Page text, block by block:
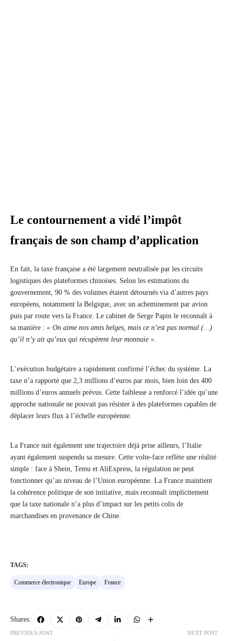
Le contournement a vidé l’impôt
français de son champ d’application
En fait, la taxe française a été largement neutralisée par les circuits
logistiques des plateformes chinoises. Selon les estimations du
gouvernement, 90 % des volumes étaient détournés via d’autres pays
européens, notamment la Belgique, avec un acheminement par avion
puis par route vers la France. Le cabinet de Serge Papin le reconnaît à
sa manière : « On aime nos amis belges, mais ce n’est pas normal (…)
qu’il n’y ait qu’eux qui récupèrent leur monnaie »
L’exécution budgétaire a rapidement confirmé l’échec du système. La
taxe n’a rapporté que 2,3 millions d’euros par mois, bien loin des 400
millions d’euros annuels prévus. Cette faiblesse a renforcé l’idée qu’une
approche nationale ne pouvait pas résister à des plateformes capables de
déplacer leurs flux à l’échelle européenne.
La France suit également une trajectoire déjà prise ailleurs, l’Italie
ayant également suspendu sa mesure. Cette volte-face reflète une réalité
simple : face à Shein, Temu et AliExpress, la régulation ne peut
fonctionner qu’au niveau de l’Union européenne. La France maintient
la cohérence politique de son initiative, mais reconnaît implicitement
que la taxe nationale n’a plus d’impact sur les petits colis de
marchandises en provenance de Chine.
TAGS:
Commerce électronique Europe France
Shares:
PREVIOUS POST NEXT POST